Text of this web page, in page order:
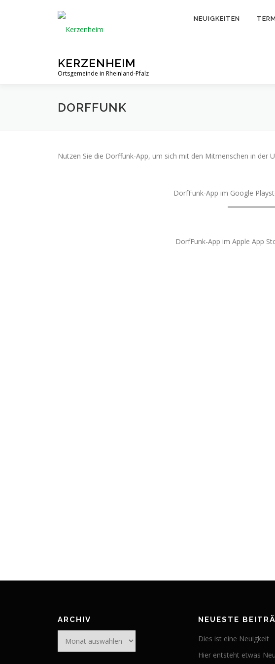
KERZENHEIM
Ortsgemeinde in Rheinland-Pfalz
NEUIGKEITEN
DORFFUNK
Nutzen Sie die Dorffunk-App, um sich mit den Mitmenschen in der
DorfFunk-App im Google
DorfFunk-App im Apple App
ARCHIV NEUESTE
Dies ist eine Neuigkeit
Hier entsteht etwas